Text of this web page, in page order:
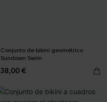
Conjunto de bikini geométrico
Sundown Swim
38,00 €